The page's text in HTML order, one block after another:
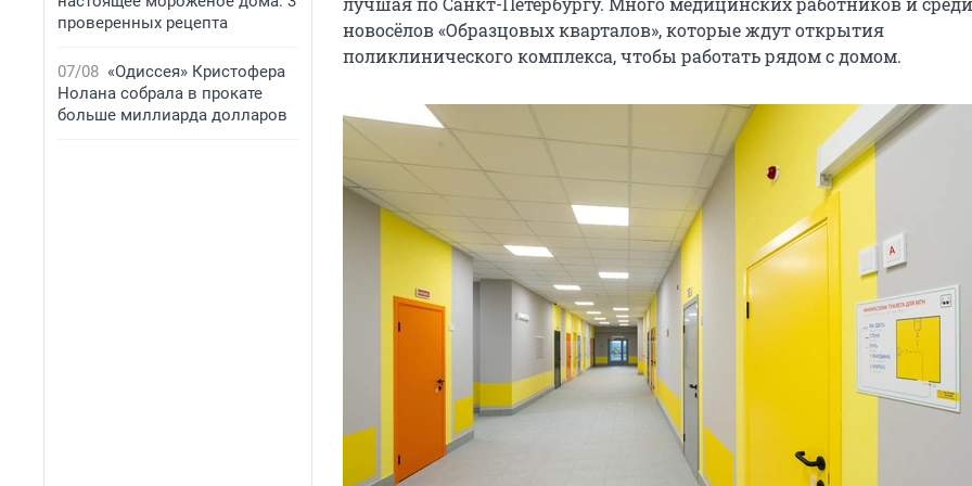
проверенных рецепта
07/08 «Одиссея» Кристофера
Нолана собрала в прокате
больше миллиарда долларов
новосёлов «Образцовых кварталов», которые ждут открытия
поликлинического комплекса, чтобы работать рядом с домом.